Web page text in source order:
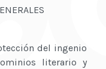
del ingenio
literario y